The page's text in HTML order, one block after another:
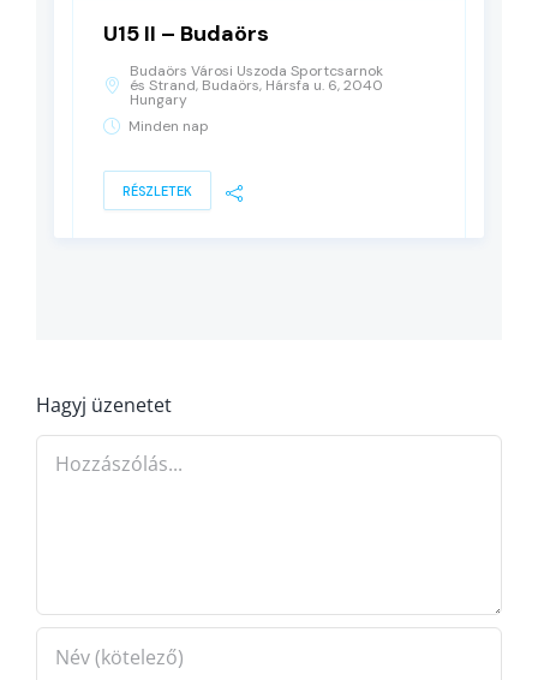
U15 II – Budaörs
Budaörs Városi Uszoda Sportcsarnok
és Strand, Budaörs, Hársfa u. 6, 2040
Hungary
Minden nap
RÉSZLETEK
Hagyj üzenetet